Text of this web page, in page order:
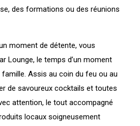
des formations ou des réunions
moment de détente, vous
Lounge, le temps d’un moment
Assis au coin du feu ou au
de savoureux cocktails et toutes
attention, le tout accompagné
locaux soigneusement